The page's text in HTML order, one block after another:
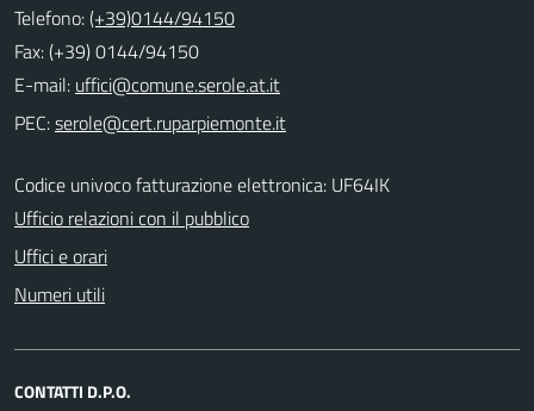
Telefono:(+39)0144/94150
Fax: (+39) 0144/94150
E-mail:
PEC:
Codice univoco fatturazione elettronica: UF64IK
Ufficio relazioni con il pubblico
Uffici e orari
Numeri utili
CONTATTI D.P.O.